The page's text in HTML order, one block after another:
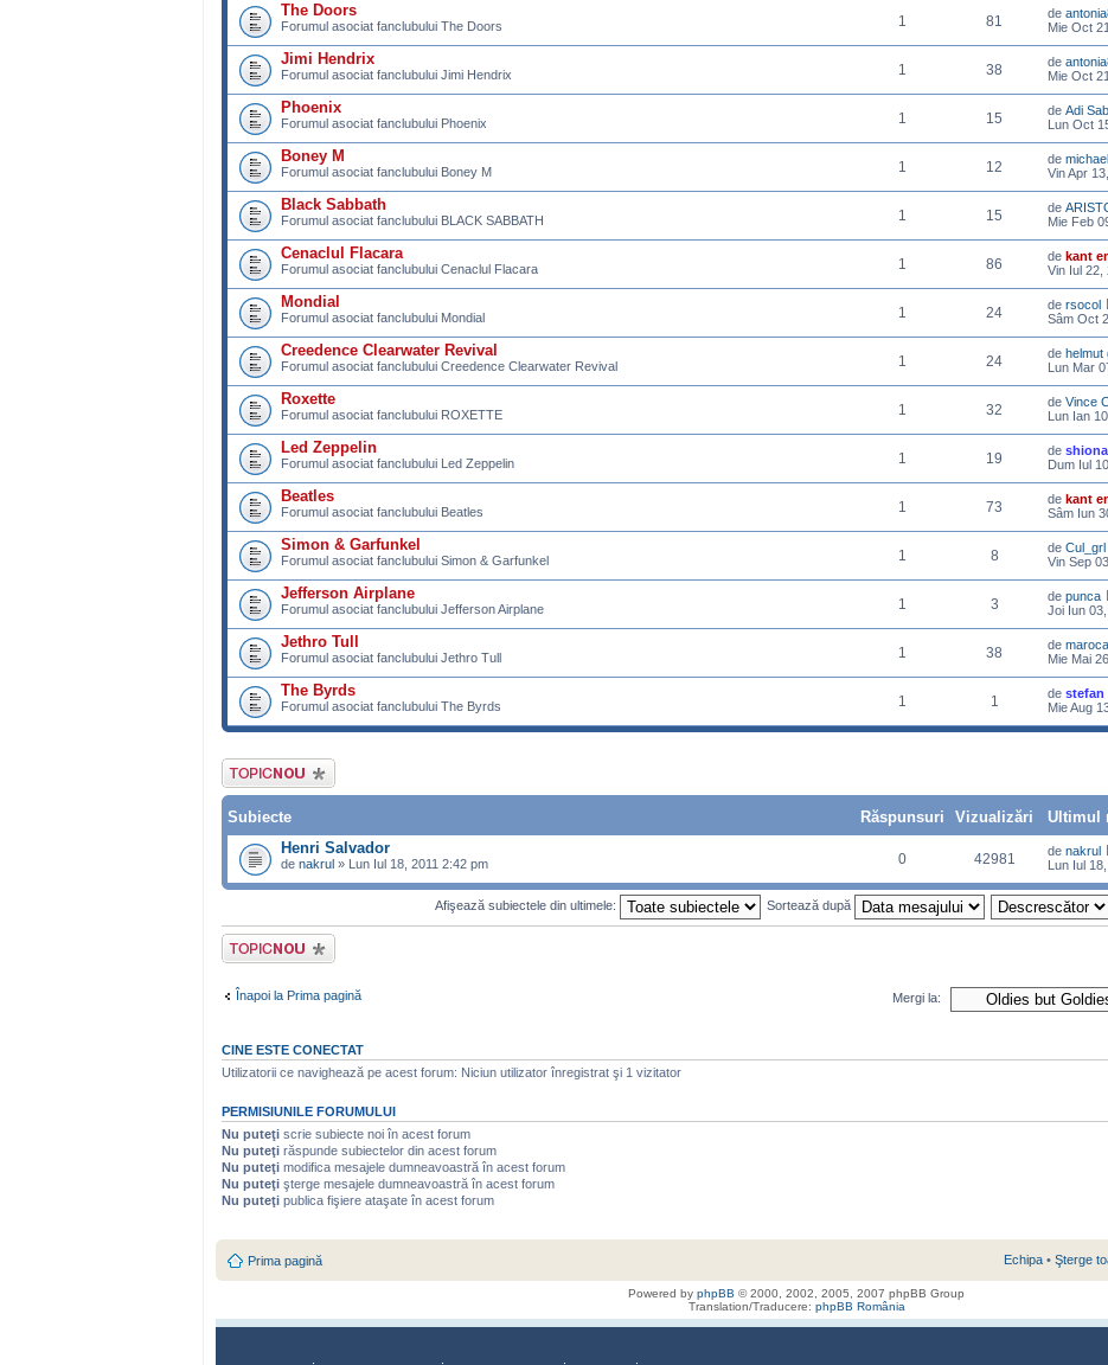
The Doors
Forumul asociat fanclubului The Doors 1 81 de
Mie Oct
Jimi Hendrix
Forumul asociat fanclubului Jimi Hendrix 1 38 de
Mie Oct
Phoenix
Forumul asociat fanclubului Phoenix 1 15 de Adi
Lun Oct
Boney M
Forumul asociat fanclubului Boney M 1 12 de
Vin Apr
Black Sabbath
Forumul asociat fanclubului BLACK SABBATH 1 15 de
Mie Feb
Cenaclul Flacara
Forumul asociat fanclubului Cenaclul Flacara 1 86 de kant
Vin Iul 22,
Mondial
Forumul asociat fanclubului Mondial 1 24 de rsocol
Sâm Oct
Creedence Clearwater Revival
Forumul asociat fanclubului Creedence Clearwater Revival 1 24 de helmut
Lun Mar
Roxette
Forumul asociat fanclubului ROXETTE 1 32 de Vince
Lun Ian
Led Zeppelin
Forumul asociat fanclubului Led Zeppelin 1 19 de shiona
Dum Iul
Beatles
Forumul asociat fanclubului Beatles 1 73 de kant
Sâm Iun
Simon & Garfunkel
Forumul asociat fanclubului Simon & Garfunkel 1 8 de Cul_grl
Vin Sep
Jefferson Airplane
Forumul asociat fanclubului Jefferson Airplane 1 3 de punca
Joi Iun
Jethro Tull
Forumul asociat fanclubului Jethro Tull 1 38 de
Mie Mai
The Byrds
Forumul asociat fanclubului The Byrds 1 1 de stefan
Mie Aug
Scrie un subiect
nou
Subiecte Răspunsuri Vizualizări
Ultimul
Henri Salvador
de nakrul » Lun Iul 18, 2011 2:42 pm 0 42981 de nakrul
Lun Iul
Afişează subiectele din ultimele: Sortează după
Scrie un subiect
nou
Înapoi la Prima pagină Mergi la:
CINE ESTE CONECTAT
Utilizatorii ce navighează pe acest forum: Niciun utilizator înregistrat şi 1 vizitator
PERMISIUNILE FORUMULUI
Nu puteţi scrie subiecte noi în acest forum
Nu puteţi răspunde subiectelor din acest forum
Nu puteţi modifica mesajele dumneavoastră în acest forum
Nu puteţi şterge mesajele dumneavoastră în acest forum
Nu puteţi publica fişiere ataşate în acest forum
Prima pagină Echipa • Şterge
Powered by phpBB © 2000, 2002, 2005, 2007 phpBB Group
Translation/Traducere: phpBB România